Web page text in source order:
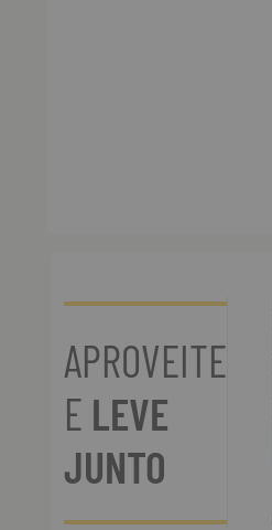
APROVEITE
E LEVE
JUNTO